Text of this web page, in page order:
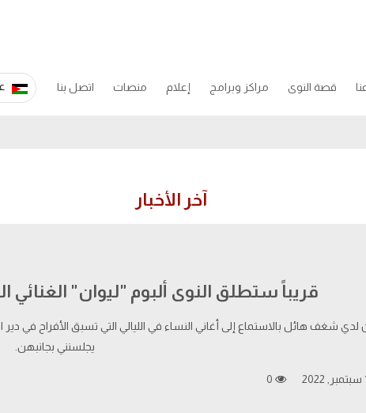
قصة النوى مراكز وبرامج إعلام منصات اتصل بنا
آخر الأخبار
قريباً ستطلق النوى ألبوم "ليوان" الغنائي
لدي شغف هائل بالاستماع إلى أغاني النساء في الليالي التي تسبق الأفراح في
يجلسنني بجانبهن.